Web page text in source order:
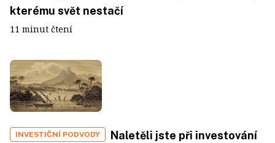
kterému svět nestačí
11 minut čtení
INVESTIČNÍ PODVODY
Naletěli jste při investování